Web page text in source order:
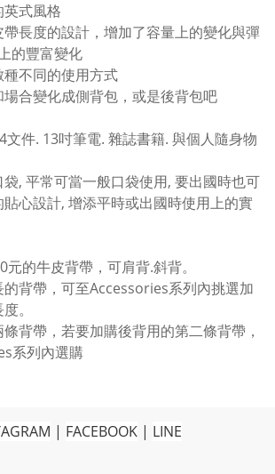
英式風格
長度的設計，增加了容量上的變化與彈
的豐富變化
不同的使用方式
合變化成側背包，或是後背包吧
文件. 13吋筆電. 雜誌書籍. 與個人隨身物
, 平常可當一般口袋使用, 要出國時也可
心設計, 增添平時或出國時使用上的實
的牛皮背帶，可肩背.斜背。
背帶，可至Accessories系列內挑選加
。
背帶，若要加購後背用的第二條背帶，
系列內選購
| FACEBOOK | LINE